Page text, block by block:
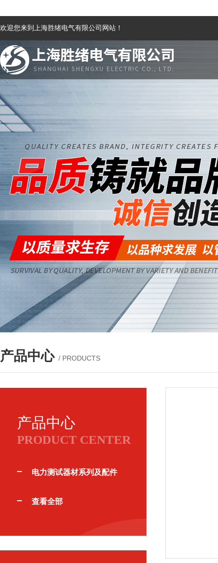
欢迎您来到上海胜绪电气有限公司网站！
产品中心 / PRODUCTS
产品中心
PRODUCT CENTER
电力测试器材系列及配件
查看全部